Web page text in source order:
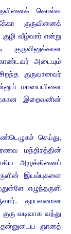
கொள்ள
குருவினைக்
வீழ்வார் என்று
அடையும்
குருவானவர்
மாயையினை
இறைவனின்
செய்து,
மந்திரத்தின்
அழுக்கினைப்
இயல்புகளை
எழுந்தருளி
தூயவனான
வடிவாக வந்து
தன்னுடைய ஞானத்